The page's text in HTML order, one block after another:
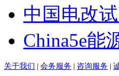
中国电改
China5e能
关于我们 | 会务服务 | 咨询服务 |